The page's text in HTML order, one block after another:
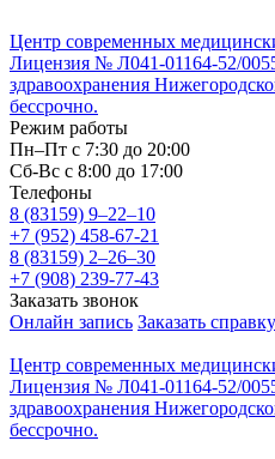
Центр современных
Лицензия № Л041-01164-52/
здравоохранения
бессрочно.
Режим работы
Пн–Пт с 7:30 до 20:00
Cб-Вс с 8:00 до 17:00
Телефоны
8 (83159) 9–22–10
+7 (952) 458-67-21
8 (83159) 2–26–30
+7 (908) 239-77-43
Заказать звонок
Онлайн запись Заказать
Центр современных
Лицензия № Л041-01164-52/
здравоохранения
бессрочно.